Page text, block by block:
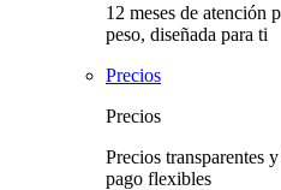
12 meses de atención
peso, diseñada para ti
Precios
Precios
Precios transparentes
pago flexibles